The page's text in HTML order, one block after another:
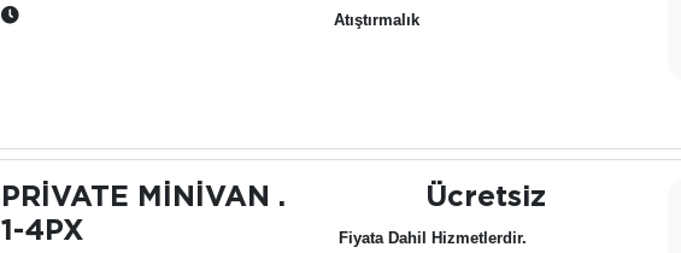
Atıştırmalık
PRİVATE MİNİVAN .
1-4PX
Ücretsiz
Fiyata Dahil Hizmetlerdir.